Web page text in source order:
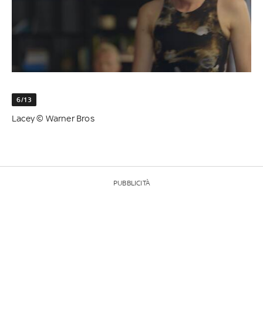
6/13
Lacey © Warner Bros
PUBBLICITÀ